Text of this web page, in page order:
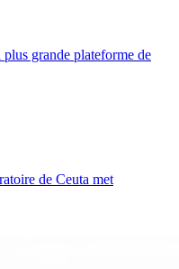
grande plateforme de
de Ceuta met